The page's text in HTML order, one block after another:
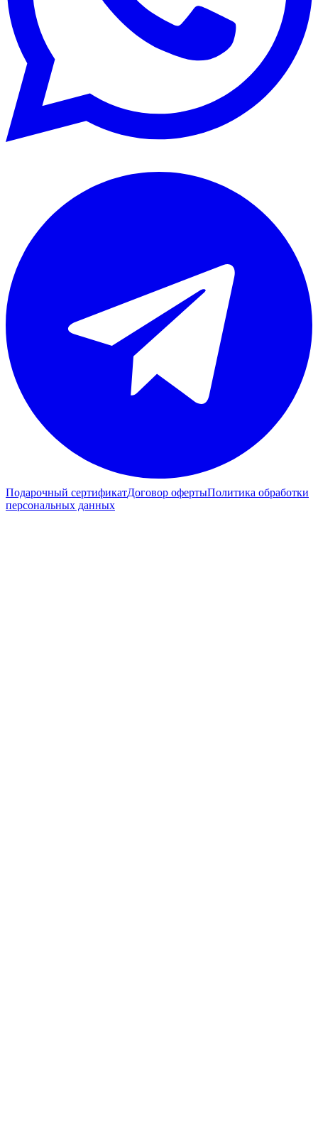
Подарочный сертификатДоговор офертыПолитика обработки
персональных данных